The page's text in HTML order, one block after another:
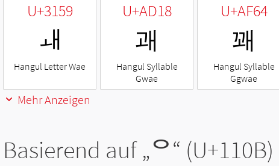
U+3159
ㅙ
Hangul Letter Wae
U+AD18
괘
Hangul Syllable
Gwae
U+AF64
꽤
Hangul Syllable
Ggwae
Mehr Anzeigen
Basierend auf „ᄋ“ (U+110B)